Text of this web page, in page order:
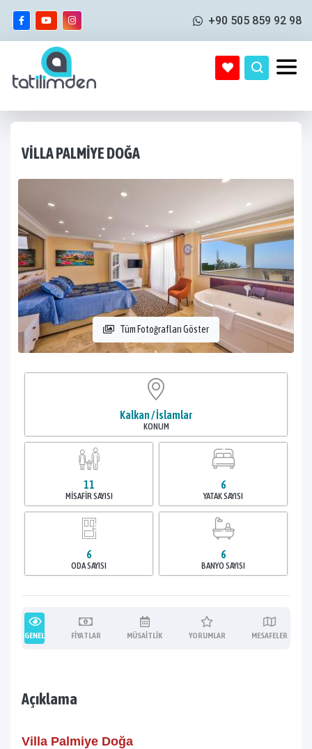
+90 505 859 92 98
VILLA PALMIYE DOĞA
Tüm Fotoğrafları Göster
Kalkan / İslamlar
KONUM
11
MISAFIR SAYISI
6
YATAK SAYISI
6
ODA SAYISI
6
BANYO SAYISI
GENEL FIYATLAR MÜSAITLIK YORUMLAR MESAFELER
Açıklama
Villa Palmiye Doğa